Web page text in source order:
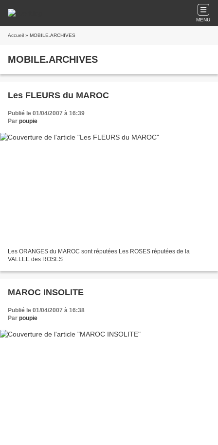
MENU
Accueil » MOBILE.ARCHIVES
MOBILE.ARCHIVES
Les FLEURS du MAROC
Publié le 01/04/2007 à 16:39
Par poupie
Les ORANGES du MAROC sont réputées Les ROSES réputées de la
VALLEE des ROSES
MAROC INSOLITE
Publié le 01/04/2007 à 16:38
Par poupie